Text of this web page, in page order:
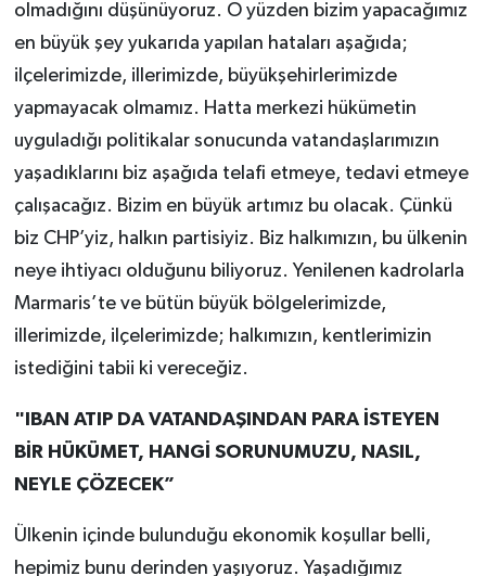
olmadığını düşünüyoruz. O yüzden bizim yapacağımız
en büyük şey yukarıda yapılan hataları aşağıda;
ilçelerimizde, illerimizde, büyükşehirlerimizde
yapmayacak olmamız. Hatta merkezi hükümetin
uyguladığı politikalar sonucunda vatandaşlarımızın
yaşadıklarını biz aşağıda telafi etmeye, tedavi etmeye
çalışacağız. Bizim en büyük artımız bu olacak. Çünkü
biz CHP’yiz, halkın partisiyiz. Biz halkımızın, bu ülkenin
neye ihtiyacı olduğunu biliyoruz. Yenilenen kadrolarla
Marmaris’te ve bütün büyük bölgelerimizde,
illerimizde, ilçelerimizde; halkımızın, kentlerimizin
istediğini tabii ki vereceğiz.
"IBAN ATIP DA VATANDAŞINDAN PARA İSTEYEN
BİR HÜKÜMET, HANGİ SORUNUMUZU, NASIL,
NEYLE ÇÖZECEK”
Ülkenin içinde bulunduğu ekonomik koşullar belli,
hepimiz bunu derinden yaşıyoruz. Yaşadığımız